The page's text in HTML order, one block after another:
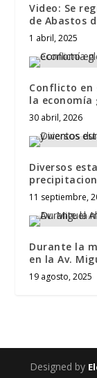
Video: Se
de Abastos
1 abril, 2025
Conflicto en
la economía
30 abril, 2026
Diversos
11 septiembre,
Durante la
en la Av.
19 agosto, 2025
Designed by